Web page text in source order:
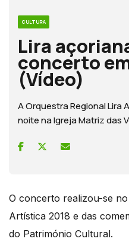
CULTURA
Lira
concerto
(Vídeo)
A Orquestra Regional
noite na Igreja Matriz das
O concerto realizou-se
Artística 2018 e das
do Património Cultural.